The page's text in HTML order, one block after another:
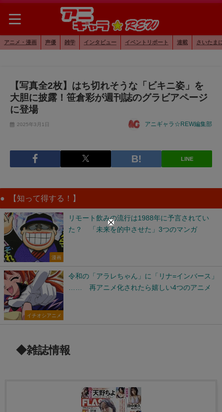
アニメ・漫画 声優 雑学 インタビュー イベントリポート 連載 さいたま
【写真全2枚】はち切れそうな「ビキニ姿」を
大胆に披露！笹倉彩が週刊誌のグラビアページ
に登場
2025年3月1日 アニギャラ☆REW編集部
LINE
【知って得する！】
漫画
リモート飲みの流行は1988年に予言されてい
た？ 「未来を的中させた」3つのマンガ
イチオシアニメ
令和の「アラレちゃん」に「リナ=インバース」
…… 再アニメ化されたら嬉しい4つのアニメ
◆雑誌情報